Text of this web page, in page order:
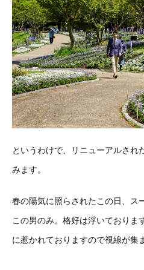
というわけで、リニューアルされ
みます。
春の陽気に照らされたこの日、ス
この男のみ。格好は浮いておりま
に惹かれておりますので視線が集